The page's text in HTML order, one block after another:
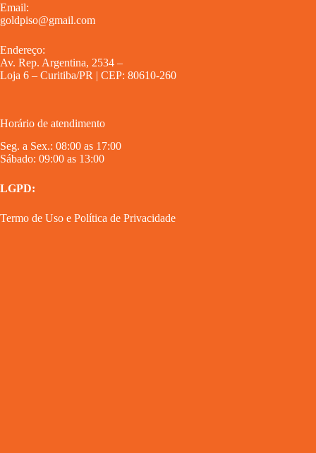
Email:
goldpiso@gmail.com
Endereço:
Av. Rep. Argentina, 2534 –
Loja 6 – Curitiba/PR | CEP: 80610-260
Horário de atendimento
Seg. a Sex.: 08:00 as 17:00
Sábado: 09:00 as 13:00
LGPD:
Termo de Uso e Política de Privacidade